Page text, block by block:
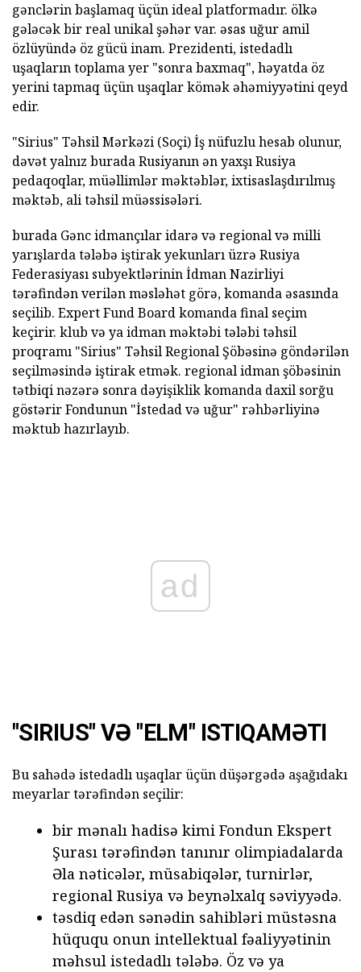
gənclərin başlamaq üçün ideal platformadır. ölkə
gələcək bir real unikal şəhər var. əsas uğur amil
özlüyündə öz gücü inam. Prezidenti, istedadlı
uşaqların toplama yer "sonra baxmaq", həyatda öz
yerini tapmaq üçün uşaqlar kömək əhəmiyyətini qeyd
edir.
"Sirius" Təhsil Mərkəzi (Soçi) İş nüfuzlu hesab olunur,
dəvət yalnız burada Rusiyanın ən yaxşı Rusiya
pedaqoqlar, müəllimlər məktəblər, ixtisaslaşdırılmış
məktəb, ali təhsil müəssisələri.
burada Gənc idmançılar idarə və regional və milli
yarışlarda tələbə iştirak yekunları üzrə Rusiya
Federasiyası subyektlərinin İdman Nazirliyi
tərəfindən verilən məsləhət görə, komanda əsasında
seçilib. Expert Fund Board komanda final seçim
keçirir. klub və ya idman məktəbi tələbi təhsil
proqramı "Sirius" Təhsil Regional Şöbəsinə göndərilən
seçilməsində iştirak etmək. regional idman şöbəsinin
tətbiqi nəzərə sonra dəyişiklik komanda daxil sorğu
göstərir Fondunun "İstedad və uğur" rəhbərliyinə
məktub hazırlayıb.
ad
"SIRIUS" VƏ "ELM" ISTIQAMƏTI
Bu sahədə istedadlı uşaqlar üçün düşərgədə aşağıdakı
meyarlar tərəfindən seçilir:
bir mənalı hadisə kimi Fondun Ekspert
Şurası tərəfindən tanınır olimpiadalarda
Əla nəticələr, müsabiqələr, turnirlər,
regional Rusiya və beynəlxalq səviyyədə.
təsdiq edən sənədin sahibləri müstəsna
hüququ onun intellektual fəaliyyətinin
məhsul istedadlı tələbə. Öz və ya